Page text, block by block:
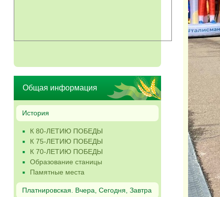
Общая информация
История
К 80-ЛЕТИЮ ПОБЕДЫ
К 75-ЛЕТИЮ ПОБЕДЫ
К 70-ЛЕТИЮ ПОБЕДЫ
Образование станицы
Памятные места
Платнировская. Вчера, Сегодня, Завтра